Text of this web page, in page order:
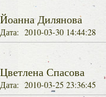
Йоанна Дилянова
Дата: 2010-03-30 14:44:28
Цветлена Спасова
Дата: 2010-03-25 23:36:45